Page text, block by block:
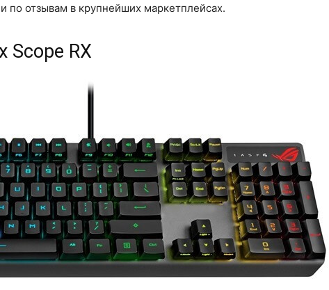
по отзывам в крупнейших маркетплейсах.
Scope RX